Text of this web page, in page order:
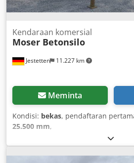
Jestetten 11.227 km
Kendaraan komersial
Moser Betonsilo
Meminta
Kondisi: bekas, pendaftaran
25.500 mm,